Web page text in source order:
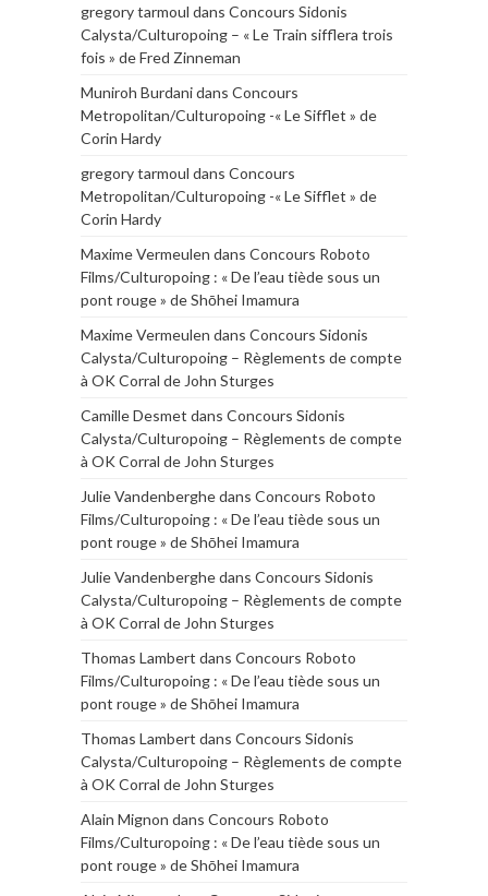
gregory tarmoul dans Concours Sidonis
Calysta/Culturopoing – « Le Train sifflera trois
fois » de Fred Zinneman
Muniroh Burdanidans Concours
Metropolitan/Culturopoing -« Le Sifflet » de
Corin Hardy
gregory tarmoul dans Concours
Metropolitan/Culturopoing -« Le Sifflet » de
Corin Hardy
Maxime Vermeulen dans Concours Roboto
Films/Culturopoing : « De l’eau tiède sous un
pont rouge » de Shōhei Imamura
Maxime Vermeulen dans Concours Sidonis
Calysta/Culturopoing – Règlements de compte
à OK Corral de John Sturges
Camille Desmet dans Concours Sidonis
Calysta/Culturopoing – Règlements de compte
à OK Corral de John Sturges
Julie Vandenberghedans Concours Roboto
Films/Culturopoing : « De l’eau tiède sous un
pont rouge » de Shōhei Imamura
Julie Vandenberghedans Concours Sidonis
Calysta/Culturopoing – Règlements de compte
à OK Corral de John Sturges
Thomas Lambert dans Concours Roboto
Films/Culturopoing : « De l’eau tiède sous un
pont rouge » de Shōhei Imamura
Thomas Lambert dans Concours Sidonis
Calysta/Culturopoing – Règlements de compte
à OK Corral de John Sturges
Alain Mignon dans Concours Roboto
Films/Culturopoing : « De l’eau tiède sous un
pont rouge » de Shōhei Imamura